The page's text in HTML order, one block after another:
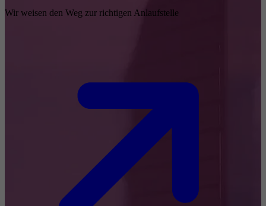
Wir weisen den Weg zur richtigen Anlaufstelle